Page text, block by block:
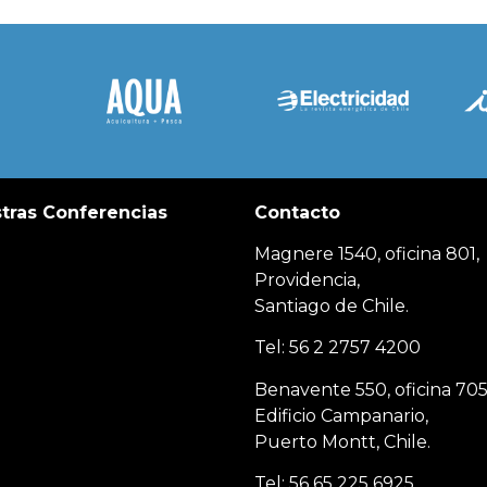
Conferencias Contacto
Magnere 1540, oficina 801,
Providencia,
Santiago de Chile.
Tel: 56 2 2757 4200
Benavente 550, oficina
Edificio Campanario,
Puerto Montt, Chile.